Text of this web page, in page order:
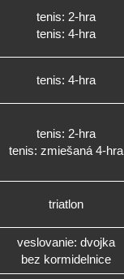
tenis: 2-hra
tenis: 4-hra
tenis: 4-hra
tenis: 2-hra
tenis: zmiešaná 4-hra
triatlon
veslovanie: dvojka
bez kormidelnice